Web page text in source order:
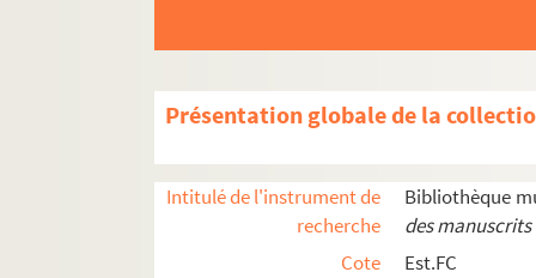
Présentation globale de la
Intitulé de l'instrument de
recherche
Bibliothèque
des
Cote
Est.FC
EST.FC.3315. Le corbillard passant devant
EST.FC.3216. Les coulisses du salon
EST.FC.3217. Les coulisses du salon
EST.FC.P.255. Les couronnes et les trophées
EST.FC.3434. Course Electorale